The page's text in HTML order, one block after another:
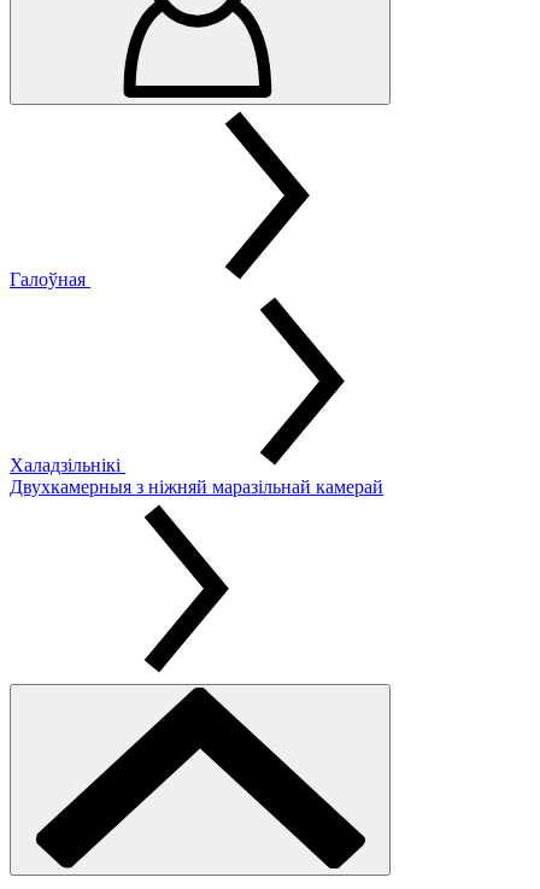
Галоўная
Халадзільнікі
Двухкамерныя з ніжняй маразільнай камерай